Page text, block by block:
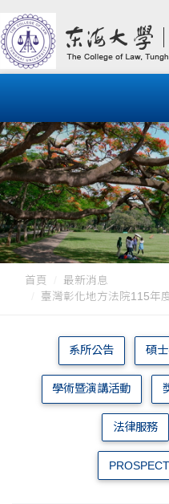
首頁
最新消息
臺灣彰化地方法院115年
系所公告 碩
學術暨演講活動
法律服務